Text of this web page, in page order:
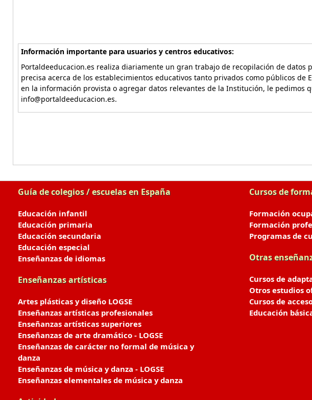
Información importante para usuarios y centros educativos:
Portaldeeducacion.es realiza diariamente un gran trabajo de recopilación de datos
precisa acerca de los establecimientos educativos tanto privados como públicos de
en la información provista o agregar datos relevantes de la Institución, le pedimos
info@portaldeeducacion.es.
Guía de colegios / escuelas en España
Educación infantil
Educación primaria
Educación secundaria
Educación especial
Enseñanzas de idiomas
Enseñanzas artísticas
Artes plásticas y diseño LOGSE
Enseñanzas artísticas profesionales
Enseñanzas artísticas superiores
Enseñanzas de arte dramático - LOGSE
Enseñanzas de carácter no formal de música y
danza
Enseñanzas de música y danza - LOGSE
Enseñanzas elementales de música y danza
Cursos de
Formación
Formación
Programas de
Otras
Cursos de
Otros estudios
Cursos de
Educación